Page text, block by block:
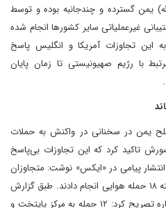
یمن گسترده و چندجانبه بوده و توسط
غیرعملیاتی سایر کشورها انجام شده
این تجاوزات آمریکا و انگلیس پاسخ
با رژیم صهیونیستی تا زمان پایان
یمن در سخنانی در واکنش به حملات
تاکید کرد که این تجاوزات بی‌پاسخ
پیامی در «ایکس» نوشت: متجاوزان
آمریکایی - انگلیسی طی ساعات گذشته ۱۸ حمله هوایی انجام دادند. طبق گزارش
شبکه المسیره، یحیی سریع در این باره تصریح کرد: ۱۲ حمله به مرکز پایتخت و